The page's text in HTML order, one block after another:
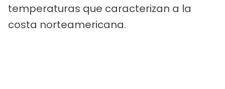
temperaturas que caracterizan a la
costa norteamericana.